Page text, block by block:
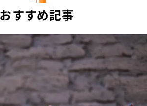
おすすめ記事